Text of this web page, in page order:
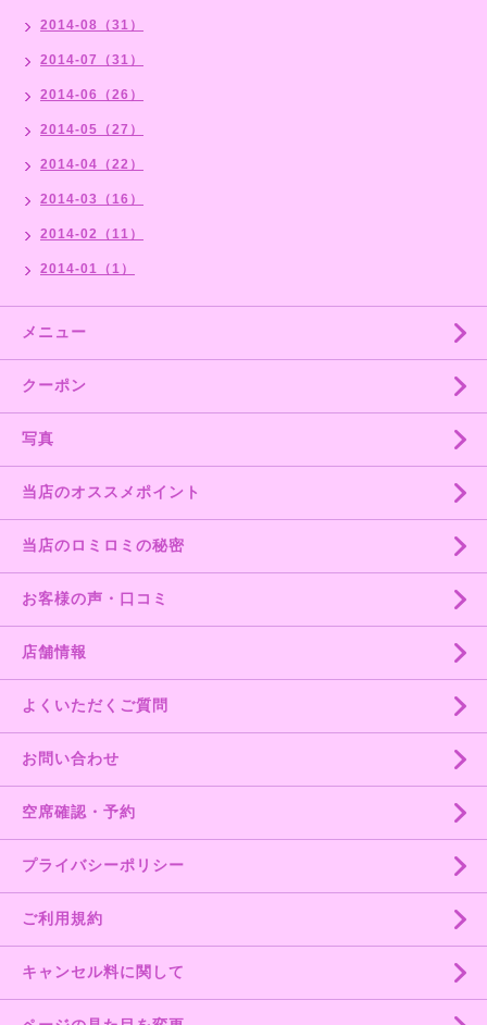
2014-08（31）
2014-07（31）
2014-06（26）
2014-05（27）
2014-04（22）
2014-03（16）
2014-02（11）
2014-01（1）
メニュー
クーポン
写真
当店のオススメポイント
当店のロミロミの秘密
お客様の声・口コミ
店舗情報
よくいただくご質問
お問い合わせ
空席確認・予約
プライバシーポリシー
ご利用規約
キャンセル料に関して